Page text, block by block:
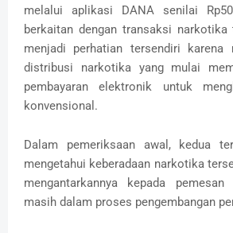
melalui aplikasi DANA senilai
berkaitan dengan transaksi
menjadi perhatian tersendiri karena
distribusi narkotika yang mulai
pembayaran elektronik untuk
konvensional.
Dalam pemeriksaan awal, kedua
mengetahui keberadaan narkotika
mengantarkannya kepada
masih dalam proses pengembangan